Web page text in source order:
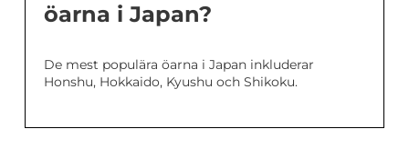
öarna i Japan?
De mest populära öarna i Japan inkluderar
Honshu, Hokkaido, Kyushu och Shikoku.